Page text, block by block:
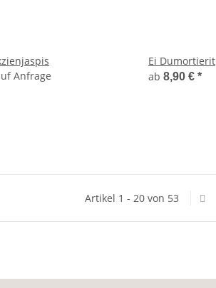
Anfrage
Ei Dumortierit
ab 8,90 € *
Artikel 1 - 20 von 53